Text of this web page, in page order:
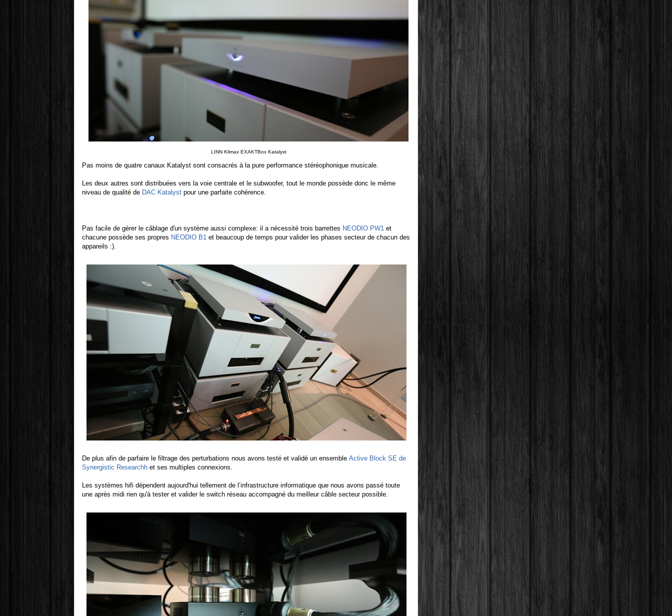
LINN Klimax EXAKTBox Katalyst
Pas moins de quatre canaux Katalyst sont consacrés à la pure performance stéréophonique musicale.
Les deux autres sont distribuées vers la voie centrale et le subwoofer, tout le monde possède donc le même
niveau de qualité de DAC Katalyst pour une parfaite cohérence.
Pas facile de gérer le câblage d'un système aussi complexe: il a nécessité trois barrettes NEODIO PW1 et
chacune possède ses propres NEODIO B1 et beaucoup de temps pour valider les phases secteur de chacun des
appareils :).
De plus afin de parfaire le filtrage des perturbations nous avons testé et validé un ensemble Active Block SE de
Synergistic Researchh et ses multiples connexions.
Les systèmes hifi dépendent aujourd'hui tellement de l’infrastructure informatique que nous avons passé toute
une après midi rien qu'à tester et valider le switch réseau accompagné du meilleur câble secteur possible.